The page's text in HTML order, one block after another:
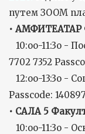
путем ЗООМ
• АМФИТЕАТАР
10:оо-11:3о -
7702 7352
12:оо-13:3о -
Passcode:
• САЛА 5
10:оо-11:3о -